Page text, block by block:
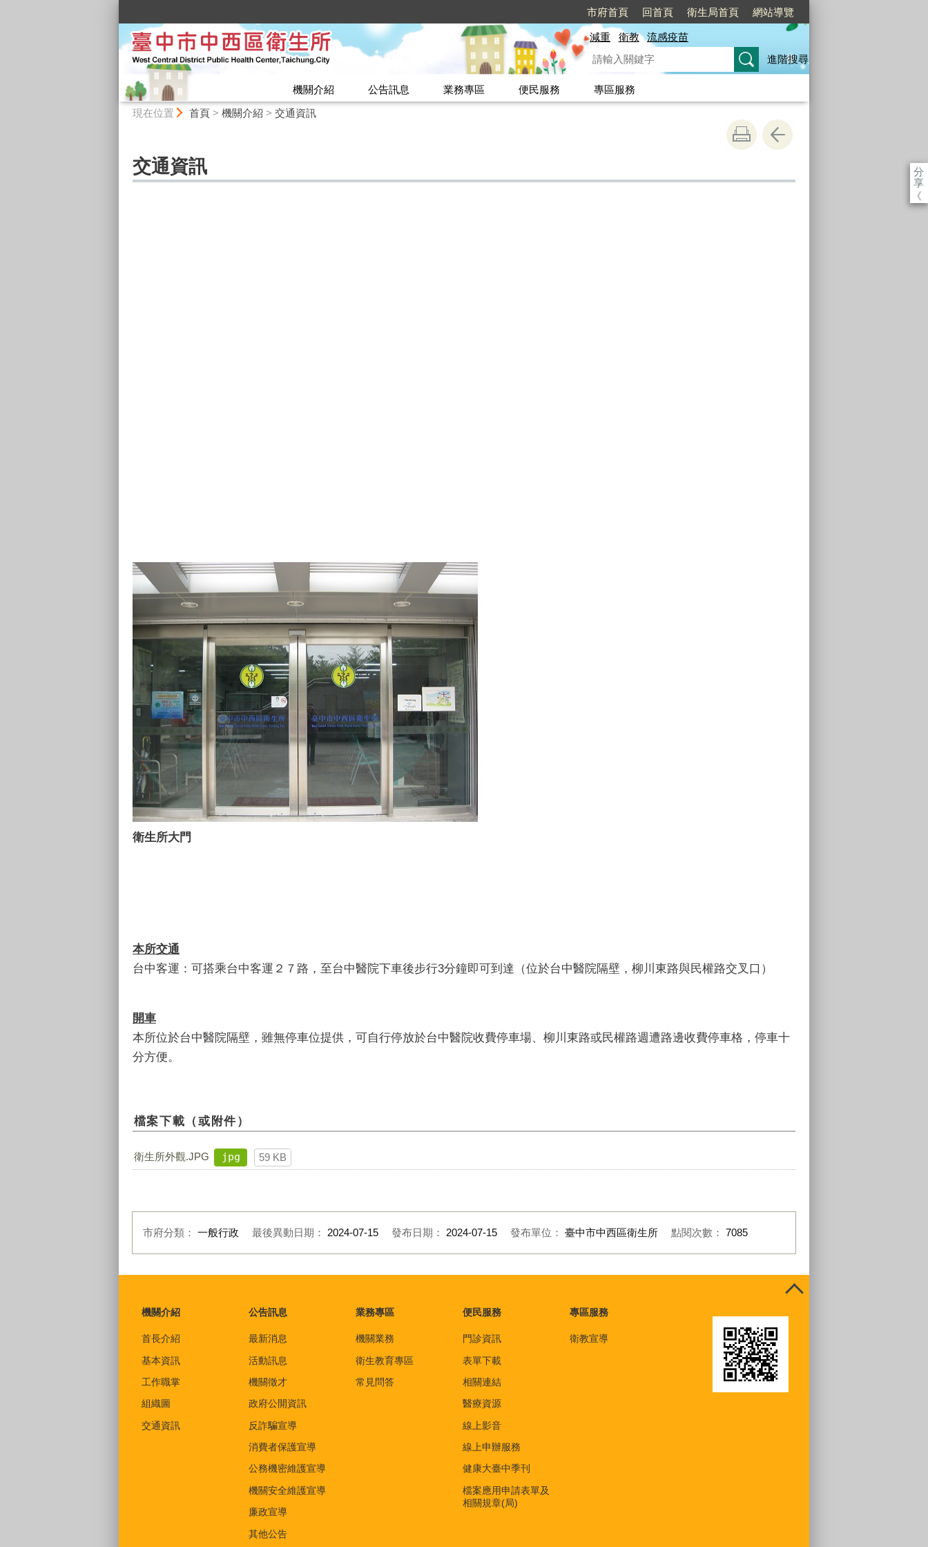
市府首頁 回首頁 衛生局首頁 網站導覽
減重 衛教
流感疫苗
進階搜尋
機關介紹 公告訊息 業務專區 便民服務
專區服務
現在位置 首頁> 機關介紹 > 交通資訊
分
享
《
交通資訊
衛生所大門
本所交通
台中客運：可搭乘台中客運２７路，至台中醫院下車後步行3分鐘即可到達（位於台中醫院隔壁，柳川東路與民權路交叉口）
開車
本所位於台中醫院隔壁，雖無停車位提供，可自行停放於台中醫院收費停車場、柳川東路或民權路週遭路邊收費停車格，停車十
分方便。
檔案下載（或附件）
衛生所外觀.JPG jpg 59 KB
市府分類： 一般行政 最後異動日期： 2024-07-15 發布日期： 2024-07-15 發布單位： 臺中市中西區衛生所 點閱次數： 7085
機關介紹
首長介紹
基本資訊
工作職掌
組織圖
交通資訊
公告訊息
最新消息
活動訊息
機關徵才
政府公開資訊
反詐騙宣導
消費者保護宣導
公務機密維護宣導
機關安全維護宣導
廉政宣導
其他公告
業務專區
機關業務
衛生教育專區
常見問答
便民服務
門診資訊
表單下載
相關連結
醫療資源
線上影音
線上申辦服務
健康大臺中季刊
檔案應用申請表單及
相關規章(局)
專區服務
衛教宣導